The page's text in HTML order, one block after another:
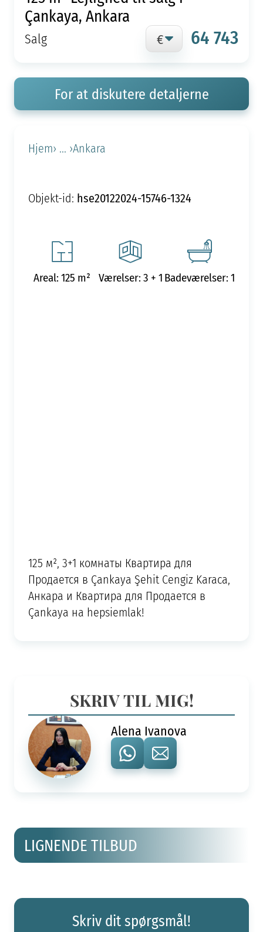
Çankaya, Ankara
Salg 64 743
For at diskutere detaljerne
Hjem› ... ›Ankara
Objekt-id: hse20122024-15746-1324
Areal: 125 m² Værelser: 3 + 1Badeværelser: 1
125 м², 3+1 комнаты Квартира для
Продается в Çankaya Şehit Cengiz Karaca,
Анкара и Квартира для Продается в
Çankaya на hepsiemlak!
SKRIV TIL MIG!
Alena Ivanova
LIGNENDE TILBUD
Skriv dit spørgsmål!